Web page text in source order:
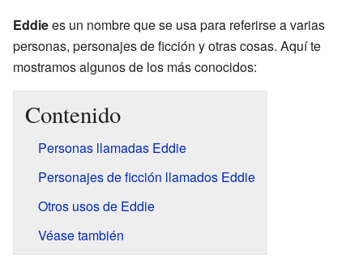
Eddiees un nombre que se usa para referirse a varias
personas, personajes de ficción y otras cosas. Aquí te
mostramos algunos de los más conocidos:
Contenido
Personas llamadas Eddie
Personajes de ficción llamados Eddie
Otros usos de Eddie
Véase también